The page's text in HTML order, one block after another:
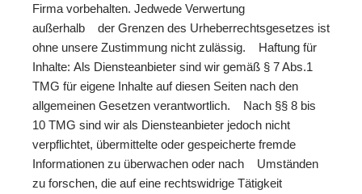
Firma vorbehalten. Jedwede Verwertung
außerhalb der Grenzen des Urheberrechtsgesetzes ist
ohne unsere Zustimmung nicht zulässig. Haftung für
Inhalte: Als Diensteanbieter sind wir gemäß § 7 Abs.1
TMG für eigene Inhalte auf diesen Seiten nach den
allgemeinen Gesetzen verantwortlich. Nach §§ 8 bis
10 TMG sind wir als Diensteanbieter jedoch nicht
verpflichtet, übermittelte oder gespeicherte fremde
Informationen zu überwachen oder nach Umständen
zu forschen, die auf eine rechtswidrige Tätigkeit